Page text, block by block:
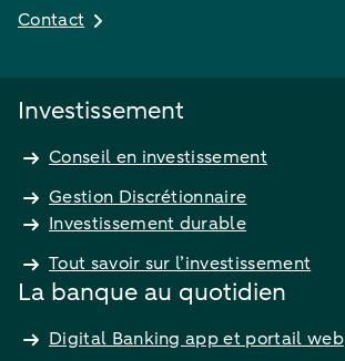
Contact
Investissement
Conseil en investissement
Gestion Discrétionnaire
Investissement durable
Tout savoir sur l’investissement
La banque au quotidien
Digital Banking app et portail web